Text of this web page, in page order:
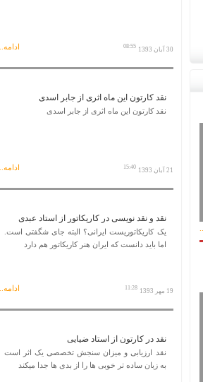
30 آبان 1393 08:55 ادامه...
نقد کارتون این ماه اثری از جابر اسدی
نقد کارتون این ماه اثری از جابر اسدی
21 آبان 1393 15:40 ادامه...
نقد و نقد نویسی در کاریکاتور از استاد عبدی
یک کاریکاتوریست ایرانی؟ البته جای شگفتی است.
اما باید دانست که ایران هنر کاریکاتور هم دارد
19 مهر 1393 11:28 ادامه...
نقد در کارتون از استاد ضیایی
نقد ارزیابی و میزان سنجش تخصصی یک اثر است
به زبان ساده تر خوبی ها را از بدی ها جدا میکند